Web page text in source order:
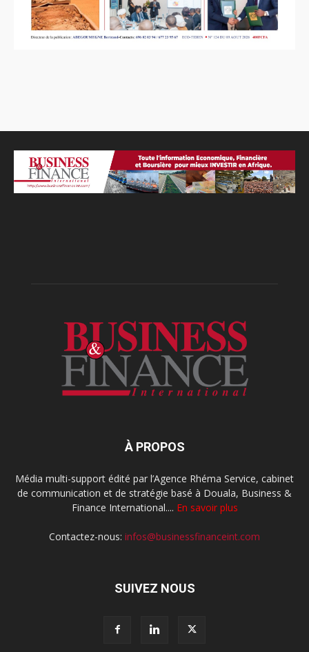
À PROPOS
Média multi-support édité par l’Agence Rhéma Service, cabinet
de communication et de stratégie basé à Douala, Business &
Finance International.... En savoir plus
Contactez-nous: infos@businessfinanceint.com
SUIVEZ NOUS